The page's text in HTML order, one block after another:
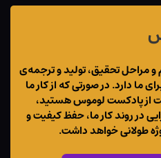
و مراحل تحقیق، تولید و ترجمه‌ی
ما دارد. در صورتی که از کار ما
از پادکست لوموس هستید،
در روند کار ما، حفظ کیفیت و
طولانی خواهد داشت.